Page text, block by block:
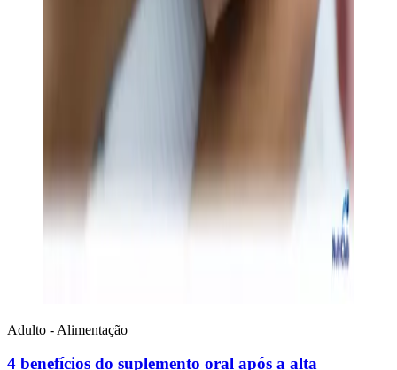
Adulto - Alimentação
4 benefícios do suplemento oral após a alta